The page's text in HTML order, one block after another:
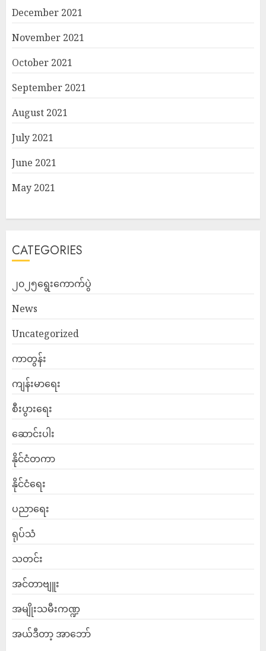
December 2021
November 2021
October 2021
September 2021
August 2021
July 2021
June 2021
May 2021
CATEGORIES
၂၀၂၅ရွေးကောက်ပွဲ
News
Uncategorized
ကာတွန်း
ကျန်းမာရေး
စီးပွားရေး
ဆောင်းပါး
နိုင်ငံတကာ
နိုင်ငံရေး
ပညာရေး
ရုပ်သံ
သတင်း
အင်တာဗျူး
အမျိုးသမီးကဏ္ဍ
အယ်ဒီတာ့ အာဘော်